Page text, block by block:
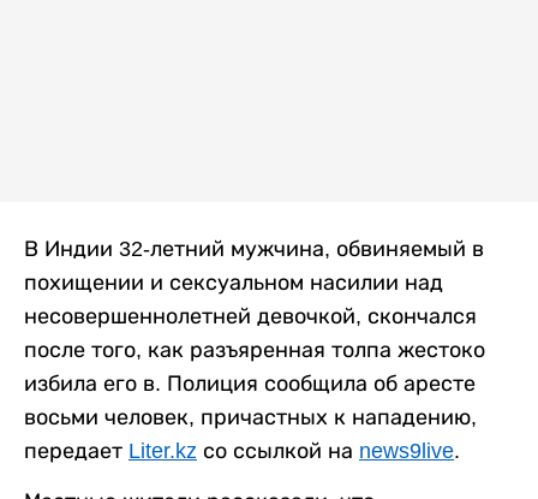
В Индии 32-летний мужчина, обвиняемый в
похищении и сексуальном насилии над
несовершеннолетней девочкой, скончался
после того, как разъяренная толпа жестоко
избила его в. Полиция сообщила об аресте
восьми человек, причастных к нападению,
передает Liter.kz со ссылкой на news9live.